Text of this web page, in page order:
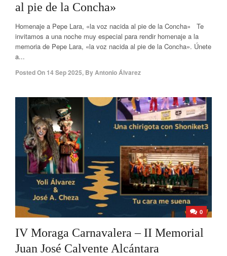
al pie de la Concha»
Homenaje a Pepe Lara, «la voz nacida al pie de la Concha» Te
invitamos a una noche muy especial para rendir homenaje a la
memoria de Pepe Lara, «la voz nacida al pie de la Concha». Únete
a...
Posted On 14 Sep 2025, ByAntonio Álvarez
0
IV Moraga Carnavalera – II Memorial
Juan José Calvente Alcántara